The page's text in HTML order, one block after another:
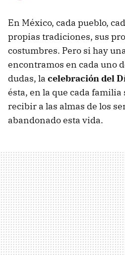
En México, cada pueblo,
propias tradiciones, sus
costumbres. Pero si hay
encontramos en cada uno
dudas, la celebración del
ésta, en la que cada familia
recibir a las almas de los
abandonado esta vida.